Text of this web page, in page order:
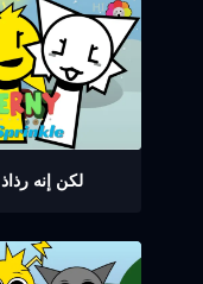
Abgerny لكن إنه رذاذ